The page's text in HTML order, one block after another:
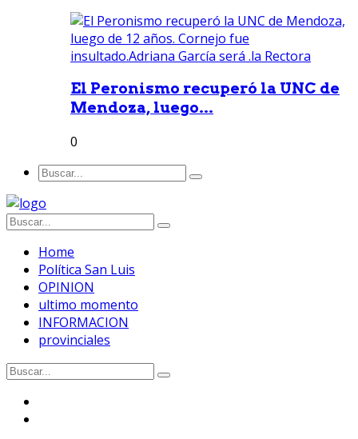
El Peronismo recuperó la UNC de
Mendoza, luego...
0
Home
Política San Luis
OPINION
ultimo momento
INFORMACION
provinciales